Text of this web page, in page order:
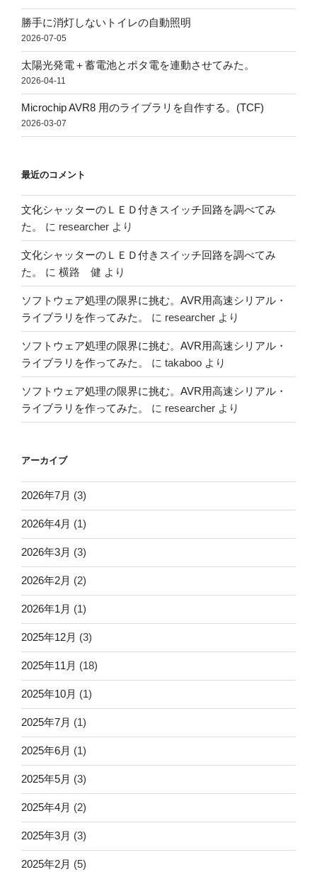
勝手に消灯しないトイレの自動照明
2026-07-05
太陽光発電＋蓄電池とポタ電を連動させてみた。
2026-04-11
Microchip AVR8 用のライブラリを自作する。(TCF)
2026-03-07
最近のコメント
文化シャッターのＬＥＤ付きスイッチ回路を調べてみ
た。
に researcher より
文化シャッターのＬＥＤ付きスイッチ回路を調べてみ
た。
に 横路 健 より
ソフトウェア処理の限界に挑む。AVR用高速シリアル・
ライブラリを作ってみた。
に researcher より
ソフトウェア処理の限界に挑む。AVR用高速シリアル・
ライブラリを作ってみた。
に takaboo より
ソフトウェア処理の限界に挑む。AVR用高速シリアル・
ライブラリを作ってみた。
に researcher より
アーカイブ
2026年7月 (3)
2026年4月 (1)
2026年3月 (3)
2026年2月 (2)
2026年1月 (1)
2025年12月 (3)
2025年11月 (18)
2025年10月 (1)
2025年7月 (1)
2025年6月 (1)
2025年5月 (3)
2025年4月 (2)
2025年3月 (3)
2025年2月 (5)